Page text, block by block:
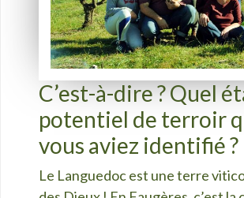
C’est-à-dire ? Quel
potentiel de terroir
vous aviez identifié ?
Le Languedoc est une terre